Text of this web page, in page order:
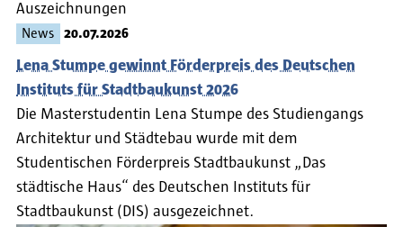
Auszeichnungen
News 20.07.2026
Lena Stumpe gewinnt Förderpreis des Deutschen
Instituts für Stadtbaukunst 2026
Die Masterstudentin Lena Stumpe des Studiengangs
Architektur und Städtebau wurde mit dem
Studentischen Förderpreis Stadtbaukunst „Das
städtische Haus“ des Deutschen Instituts für
Stadtbaukunst (DIS) ausgezeichnet.